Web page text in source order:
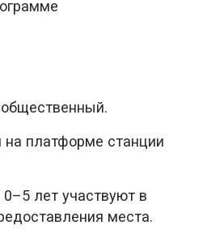
на платформе станции
лет участвуют в
места.